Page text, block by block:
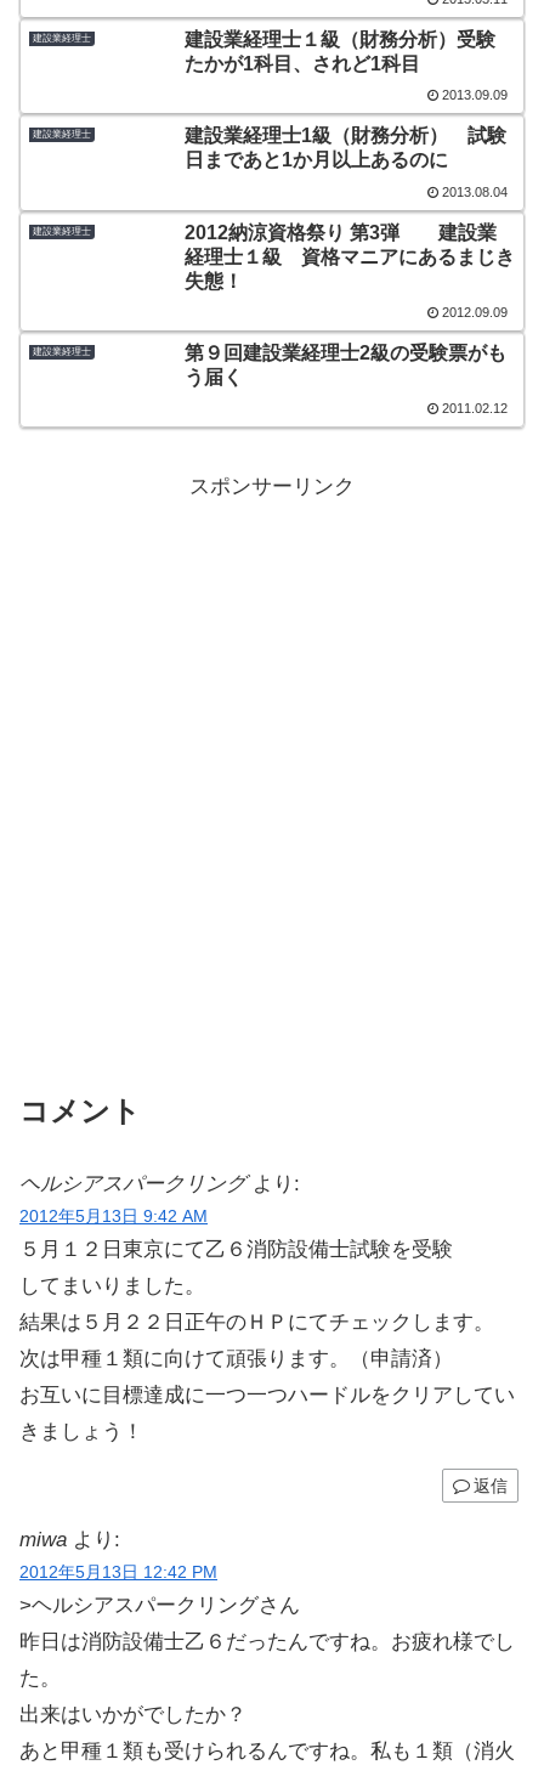
建設業経理士
建設業経理士１級（財務分析）受験
たかが1科目、されど1科目
2013.09.09
建設業経理士
建設業経理士1級（財務分析） 試験
日まであと1か月以上あるのに
2013.08.04
建設業経理士
2012納涼資格祭り 第3弾 建設業
経理士１級 資格マニアにあるまじき
失態！
2012.09.09
建設業経理士
第９回建設業経理士2級の受験票がも
う届く
2011.02.12
スポンサーリンク
コメント
ヘルシアスパークリング より:
2012年5月13日 9:42 AM
５月１２日東京にて乙６消防設備士試験を受験
してまいりました。
結果は５月２２日正午のＨＰにてチェックします。
次は甲種１類に向けて頑張ります。（申請済）
お互いに目標達成に一つ一つハードルをクリアしてい
きましょう！
返信
miwa より:
2012年5月13日 12:42 PM
>ヘルシアスパークリングさん
昨日は消防設備士乙６だったんですね。お疲れ様でし
た。
出来はいかがでしたか？
あと甲種１類も受けられるんですね。私も１類（消火